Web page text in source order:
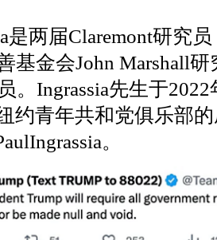
是两届Claremont研究
基金会John Marshall研
。 Ingrassia先生于2022
约青年共和党俱乐部
。